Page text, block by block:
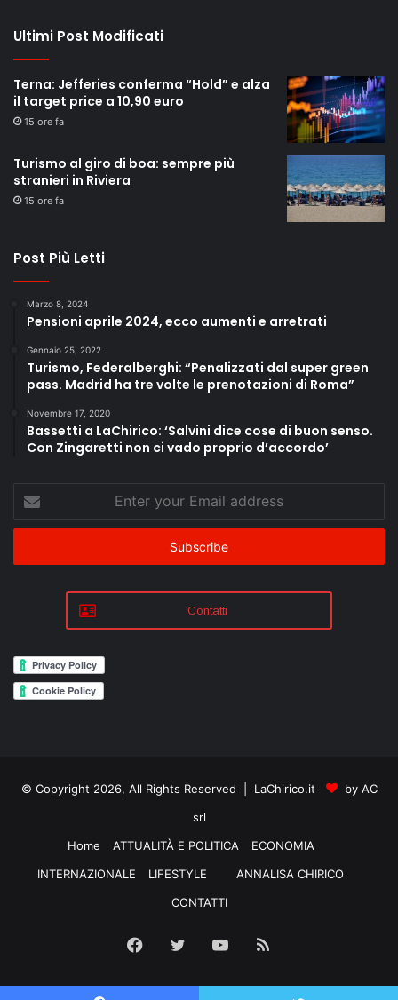
Ultimi Post Modificati
Terna: Jefferies conferma “Hold” e alza
il target price a 10,90 euro
15 ore fa
Turismo al giro di boa: sempre più
stranieri in Riviera
15 ore fa
Post Più Letti
Marzo 8, 2024
Pensioni aprile 2024, ecco aumenti e arretrati
Gennaio 25, 2022
Turismo, Federalberghi: “Penalizzati dal super green
pass. Madrid ha tre volte le prenotazioni di Roma”
Novembre 17, 2020
Bassetti a LaChirico: ‘Salvini dice cose di buon senso.
Con Zingaretti non ci vado proprio d’accordo’
Enter
your
Email
Contatti
© Copyright 2026, All Rights Reserved | LaChirico.it
by AC
srl
Home
ATTUALITÀ E POLITICA
ECONOMIA
INTERNAZIONALE
LIFESTYLE
ANNALISA CHIRICO
CONTATTI
Facebook
Twitter YouTube